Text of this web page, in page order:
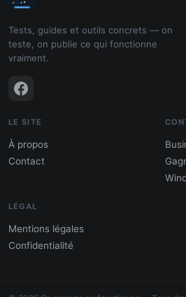
Tests, guides et outils concrets — on
teste, on publie ce qui fonctionne
vraiment.
LE SITE
À propos
Contact
LÉGAL
Mentions légales
Confidentialité
l'argent